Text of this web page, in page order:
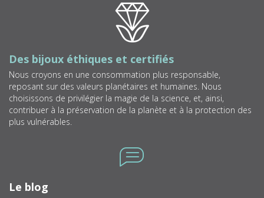
Des bijoux éthiques et certifiés
Nous croyons en une consommation plus responsable,
reposant sur des valeurs planétaires et humaines. Nous
choisissons de privilégier la magie de la science, et, ainsi,
contribuer à la préservation de la planète et à la protection des
plus vulnérables.
Le blog